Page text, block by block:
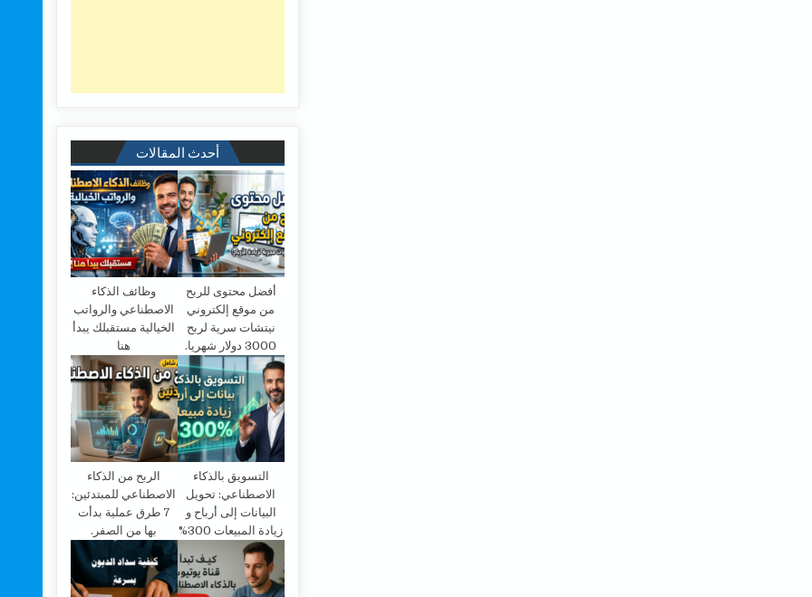
أحدث المقالات
أفضل محتوى للربح
من موقع إلكتروني
نيتشات سرية لربح
3000 دولار شهريا.
وظائف الذكاء
الاصطناعي والرواتب
الخيالية مستقبلك يبدأ
هنا
التسويق بالذكاء
الاصطناعي: تحويل
البيانات إلى أرباح و
زيادة المبيعات 300%
الربح من الذكاء
الاصطناعي للمبتدئين:
7 طرق عملية بدأت
بها من الصفر.